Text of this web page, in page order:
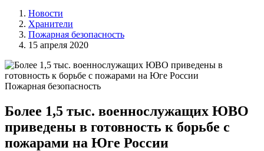
Новости
Хранители
Пожарная безопасность
15 апреля 2020
Пожарная безопасность
Более 1,5 тыс. военнослужащих ЮВО
приведены в готовность к борьбе с
пожарами на Юге России